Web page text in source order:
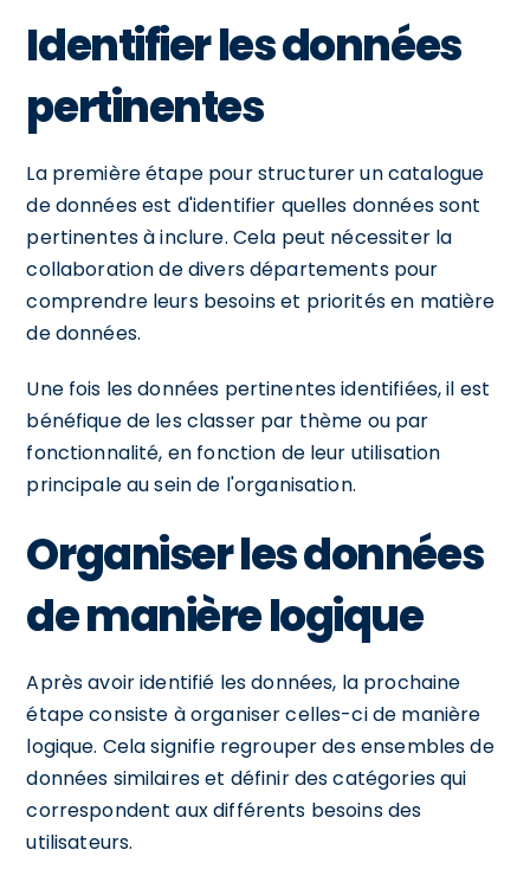
Identifier les données
pertinentes
La première étape pour structurer un catalogue
de données est d'identifier quelles données sont
pertinentes à inclure. Cela peut nécessiter la
collaboration de divers départements pour
comprendre leurs besoins et priorités en matière
de données.
Une fois les données pertinentes identifiées, il est
bénéfique de les classer par thème ou par
fonctionnalité, en fonction de leur utilisation
principale au sein de l'organisation.
Organiser les données
de manière logique
Après avoir identifié les données, la prochaine
étape consiste à organiser celles-ci de manière
logique. Cela signifie regrouper des ensembles de
données similaires et définir des catégories qui
correspondent aux différents besoins des
utilisateurs.